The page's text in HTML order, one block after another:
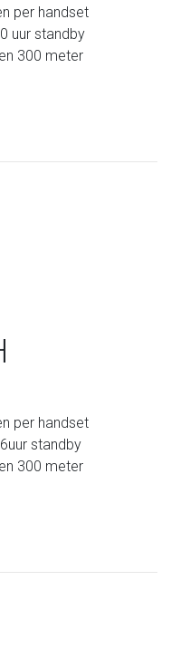
per handset
uur standby
300 meter
per handset
standby
300 meter